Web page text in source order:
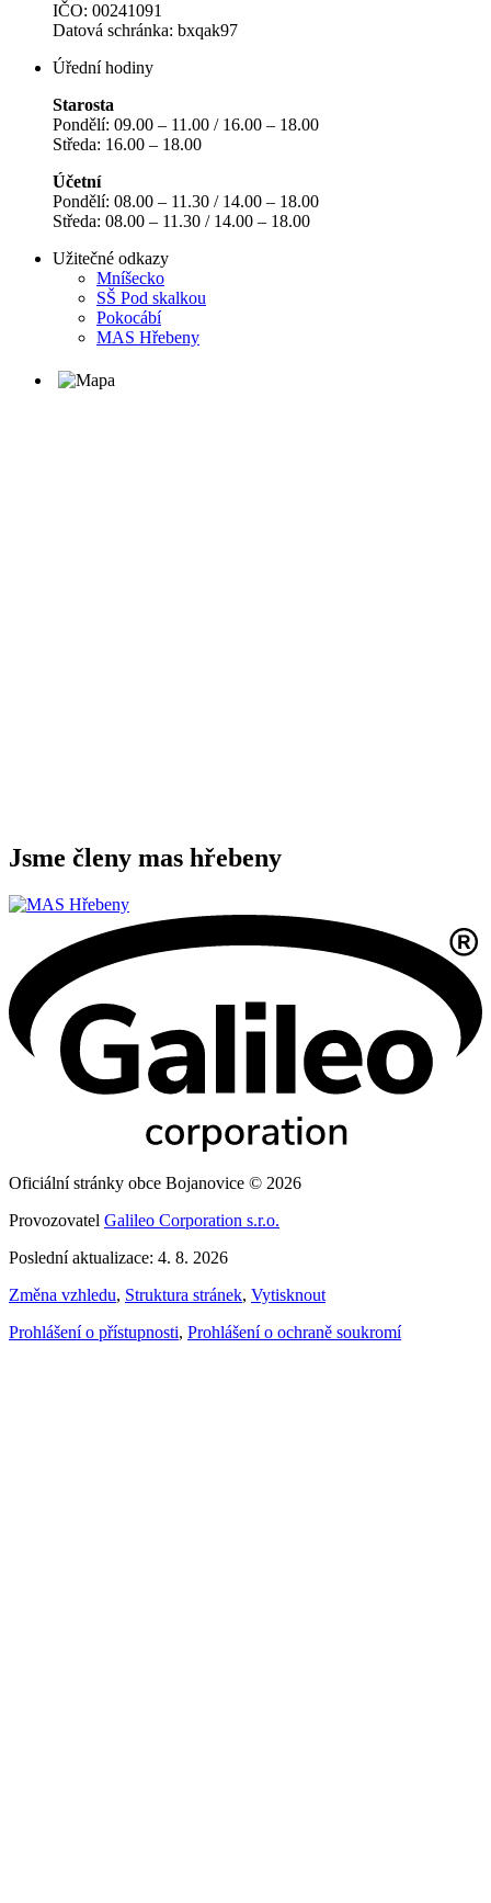
IČO: 00241091
Datová schránka: bxqak97
Úřední hodiny
Starosta
Pondělí: 09.00 – 11.00 / 16.00 – 18.00
Středa: 16.00 – 18.00
Účetní
Pondělí: 08.00 – 11.30 / 14.00 – 18.00
Středa: 08.00 – 11.30 / 14.00 – 18.00
Užitečné odkazy
Mníšecko
SŠ Pod skalkou
Pokocábí
MAS Hřebeny
Jsme členy mas hřebeny
Oficiální stránky obce Bojanovice © 2026
Provozovatel Galileo Corporation s.r.o.
Poslední aktualizace: 4. 8. 2026
Změna vzhledu, Struktura stránek, Vytisknout
Prohlášení o přístupnosti, Prohlášení o ochraně soukromí